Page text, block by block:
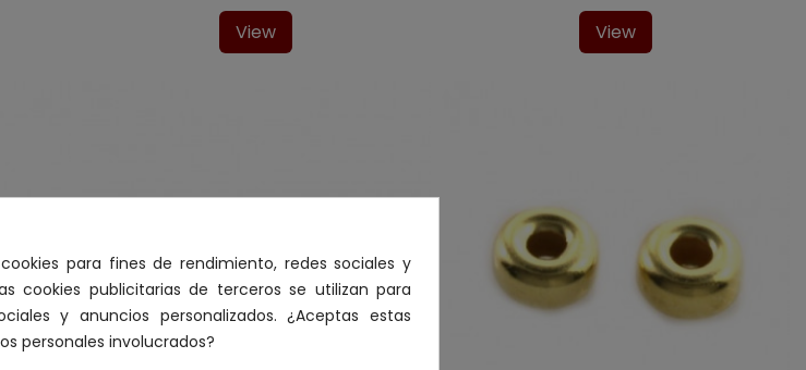
View
View
para fines de rendimiento, redes sociales y
cookies publicitarias de terceros se utilizan para
y anuncios personalizados. ¿Aceptas estas
personales involucrados?